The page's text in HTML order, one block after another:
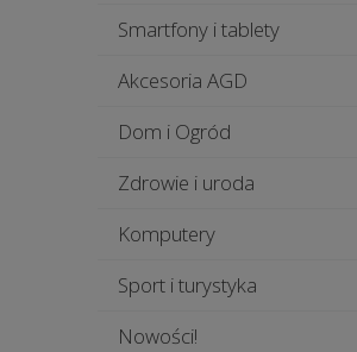
Smartfony i tablety
Akcesoria AGD
Dom i Ogród
Zdrowie i uroda
Komputery
Sport i turystyka
Nowości!